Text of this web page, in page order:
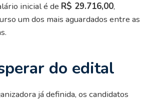
inicial é de R$ 29.716,00,
um dos mais aguardados entre as
do edital
já definida, os candidatos